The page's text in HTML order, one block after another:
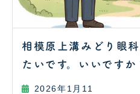
相模原上溝みどり眼
たいです。いいですか
2026年1月11